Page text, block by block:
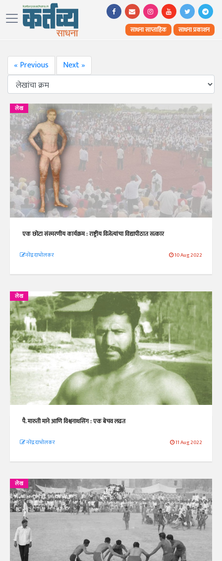
साधना साप्ताहिक साधना प्रकाशन
« Previous Next »
लेख
एक छोटा संस्मरणीय कार्यक्रम : राष्ट्रीय विजेत्यांचा विद्यापीठात सत्कार
​​​​​​​नरेंद्र दाभोलकर 10 Aug 2022
लेख
पै. मारुती माने आणि विश्वनाथसिंग : एक बेचव लढत
नरेंद्र दाभोलकर 11 Aug 2022
लेख